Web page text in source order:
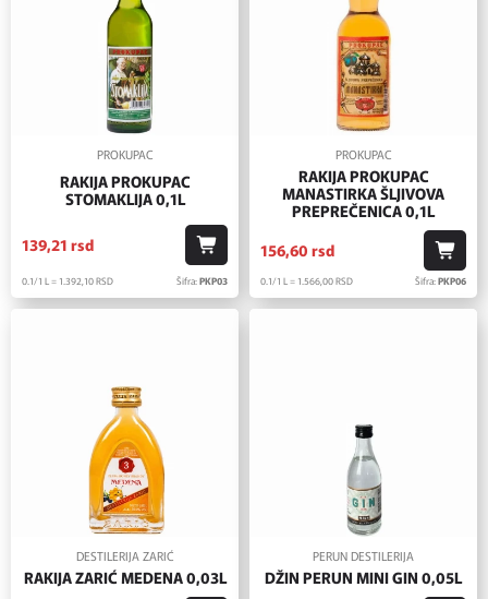
PROKUPAC
RAKIJA PROKUPAC
STOMAKLIJA 0,1L
139,21 rsd
0.1/1 L = 1.392,10RSD Šifra:PKP03
PROKUPAC
RAKIJA PROKUPAC
MANASTIRKA ŠLJIVOVA
PREPREČENICA 0,1L
156,60 rsd
0.1/1 L = 1.566,00RSD Šifra:PKP06
DESTILERIJA ZARIĆ
RAKIJA ZARIĆ MEDENA 0,03L
PERUN DESTILERIJA
DŽIN PERUN MINI GIN 0,05L